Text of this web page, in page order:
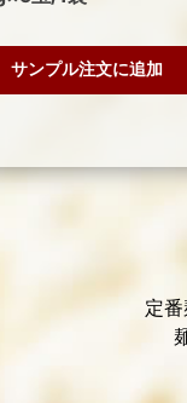
サンプル注文に追加
定